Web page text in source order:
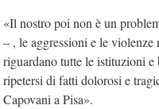
«Il nostro poi non è un
– , le aggressioni e le
riguardano tutte le istituzioni e
ripetersi di fatti dolorosi e
Capovani a Pisa».